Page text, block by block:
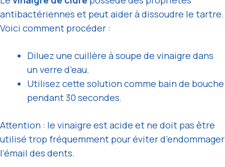
antibactériennes et peut aider à dissoudre le tartre.
Voici comment procéder :
Diluez une cuillère à soupe de vinaigre dans
un verre d’eau.
Utilisez cette solution comme bain de bouche
pendant 30 secondes.
Attention : le vinaigre est acide et ne doit pas être
utilisé trop fréquemment pour éviter d’endommager
l’émail des dents.